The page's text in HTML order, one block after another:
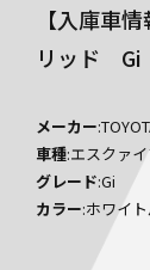
【入庫車
リッド Gi
メーカー
車種:エスクァ
グレード:Gi
カラー:ホワイ